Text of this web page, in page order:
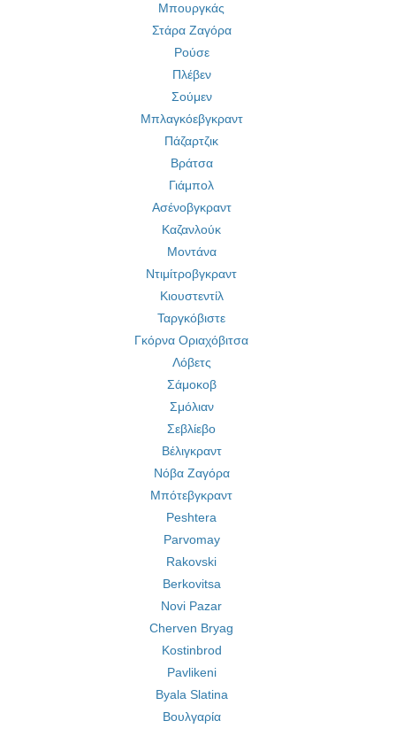
Μπουργκάς
Στάρα Ζαγόρα
Ρούσε
Πλέβεν
Σούμεν
Μπλαγκόεβγκραντ
Πάζαρτζικ
Βράτσα
Γιάμπολ
Ασένοβγκραντ
Καζανλούκ
Μοντάνα
Ντιμίτροβγκραντ
Κιουστεντίλ
Ταργκόβιστε
Γκόρνα Οριαχόβιτσα
Λόβετς
Σάμοκοβ
Σμόλιαν
Σεβλίεβο
Βέλιγκραντ
Νόβα Ζαγόρα
Μπότεβγκραντ
Peshtera
Parvomay
Rakovski
Berkovitsa
Novi Pazar
Cherven Bryag
Kostinbrod
Pavlikeni
Byala Slatina
Βουλγαρία